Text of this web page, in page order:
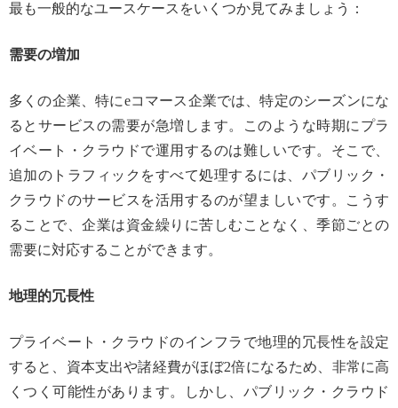
最も一般的なユースケースをいくつか見てみましょう：
需要の増加
多くの企業、特にeコマース企業では、特定のシーズンにな
るとサービスの需要が急増します。このような時期にプラ
イベート・クラウドで運用するのは難しいです。そこで、
追加のトラフィックをすべて処理するには、パブリック・
クラウドのサービスを活用するのが望ましいです。こうす
ることで、企業は資金繰りに苦しむことなく、季節ごとの
需要に対応することができます。
地理的冗長性
プライベート・クラウドのインフラで地理的冗長性を設定
すると、資本支出や諸経費がほぼ2倍になるため、非常に高
くつく可能性があります。しかし、パブリック・クラウド